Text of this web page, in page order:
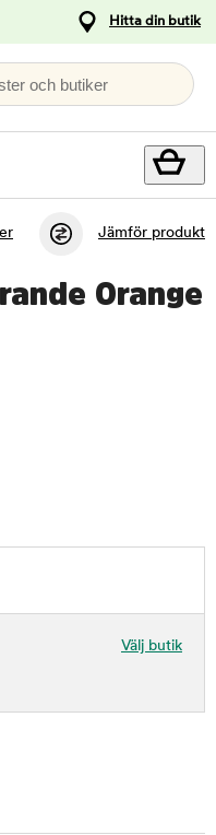
Hitta din butik
och butiker
Jämför produkt
Orange
Välj butik